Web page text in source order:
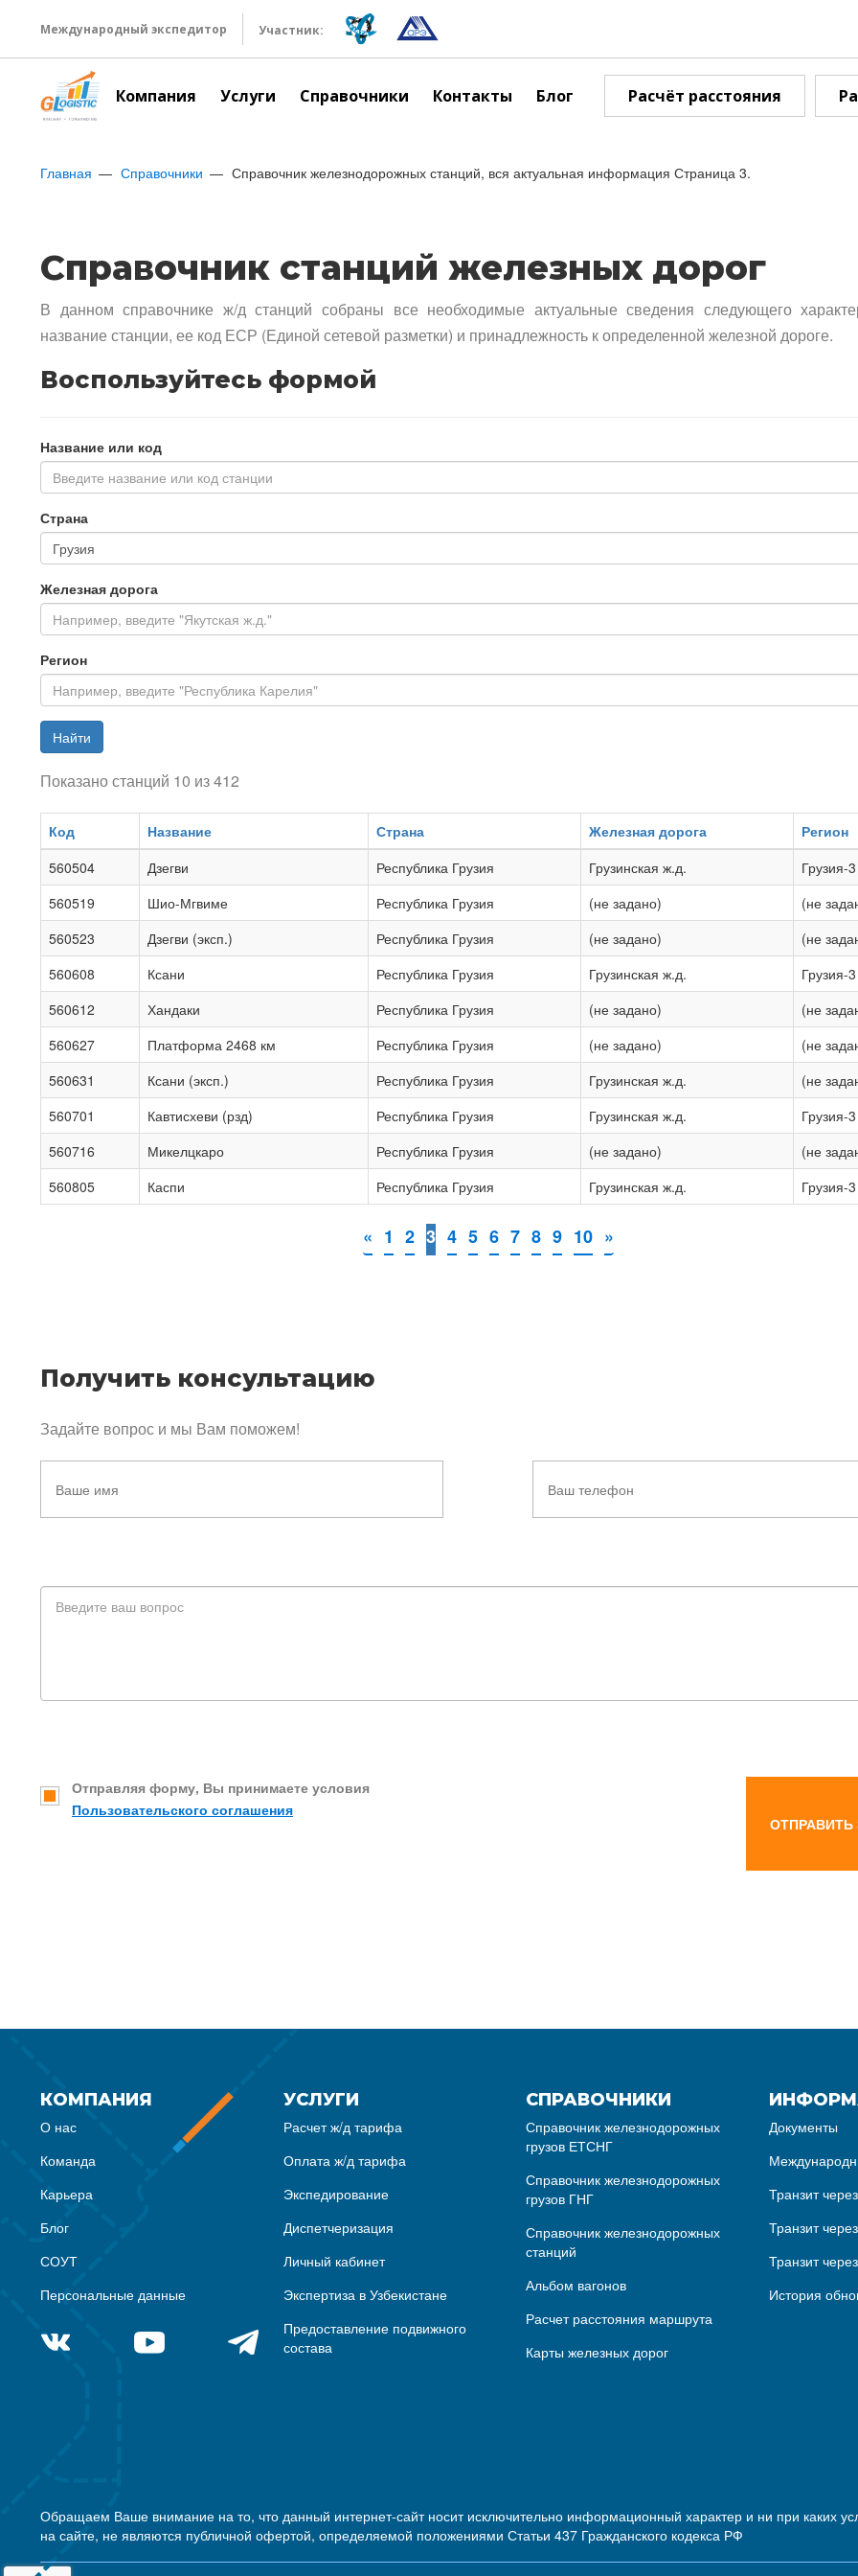
Международный экспедитор Участник:
Компания Услуги Справочники Контакты Блог Расчёт расстояния
Главная Справочники Справочник железнодорожных станций, вся актуальная информация Страница 3.
Справочник станций железных дорог
В данном справочнике ж/д станций собраны все необходимые актуальные сведения следующего
название станции, ее код ЕСР (Единой сетевой разметки) и принадлежность к определенной железной дороге.
Воспользуйтесь формой
Название или код
Введите название или код станции
Страна
Железная дорога
Регион
Найти
Показано станций 10 из 412
Код Название Страна Железная дорога
Регион
560504
Дзегви Республика Грузия Грузинская ж.д.
Грузия-3
560519
Шио-Мгвиме Республика Грузия (не задано)
(не
560523
Дзегви (эксп.) Республика Грузия (не задано)
(не
560608
Ксани Республика Грузия Грузинская ж.д.
Грузия-3
560612
Хандаки Республика Грузия (не задано)
(не
560627
Платформа 2468 км Республика Грузия (не задано)
(не
560631
Ксани (эксп.) Республика Грузия Грузинская ж.д.
(не
560701
Кавтисхеви (рзд) Республика Грузия Грузинская ж.д.
Грузия-3
560716
Микелцкаро Республика Грузия (не задано)
(не
560805
Каспи Республика Грузия Грузинская ж.д. Грузия-3
« 1 2 3 4 5 6 7 8 9 10 »
Получить консультацию
Задайте вопрос и мы Вам поможем!
Отправляя форму, Вы принимаете условия
Пользовательского соглашения
ОТПРАВИТЬ
КОМПАНИЯ
О нас
Команда
Карьера
Блог
СОУТ
Персональные данные
УСЛУГИ
Расчет ж/д тарифа
Оплата ж/д тарифа
Экспедирование
Диспетчеризация
Личный кабинет
Экспертиза в Узбекистане
Предоставление подвижного
состава
СПРАВОЧНИКИ
Справочник железнодорожных
грузов ЕТСНГ
Справочник железнодорожных
грузов ГНГ
Справочник железнодорожных
станций
Альбом вагонов
Расчет расстояния маршрута
Карты железных дорог
Документы
Транзит
Транзит
Транзит
История
Обращаем Ваше внимание на то, что данный интернет-сайт носит исключительно информационный характер и ни при
на сайте, не являются публичной офертой, определяемой положениями Статьи 437 Гражданского кодекса РФ